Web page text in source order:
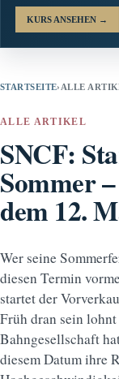
KURS ANSEHEN →
STARTSEITE› ALLE
ALLE ARTIKEL
SNCF:
Sommer
dem 12.
Wer seine
diesen Termin
startet der
Früh dran sein
Bahngesellschaft
diesem Datum ihre